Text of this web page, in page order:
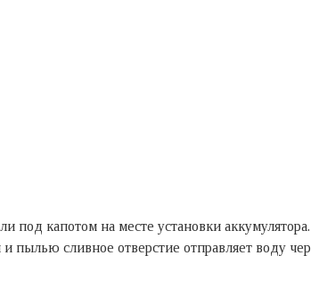
капотом на месте установки
пылью сливное отверстие отправляет воду